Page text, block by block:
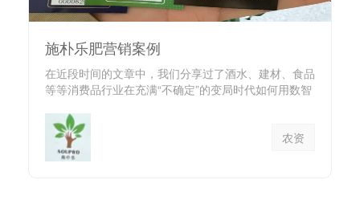
施朴乐肥营销案例
在近段时间的文章中，我们分享过了酒水、建材、食品
等等消费品行业在充满“不确定”的变局时代如何用数智
农资